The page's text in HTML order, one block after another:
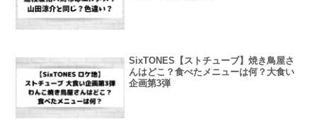
SixTONES【ストチューブ】焼き鳥屋さ
んはどこ？食べたメニューは何？大食い
企画第3弾